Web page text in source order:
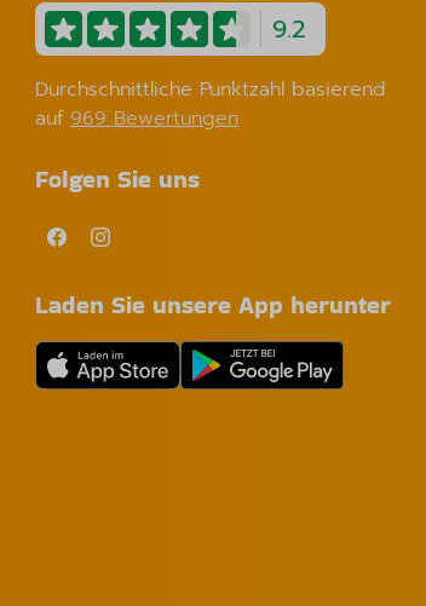
9.2
Durchschnittliche Punktzahl basierend
auf 969 Bewertungen
Folgen Sie uns
Laden Sie unsere App herunter